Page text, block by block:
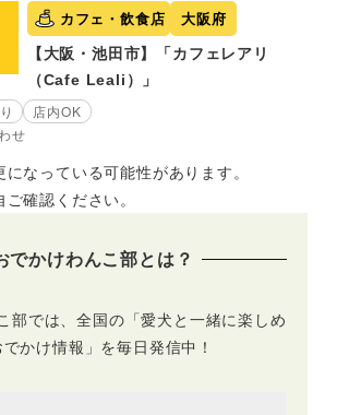
カフェ・飲食店 大阪府
【大阪・池田市】「カフェレアリ
（Cafe Leali）」
店内OK
せ
なっている可能性があります。
確認ください。
でかけわんこ部とは？
部では、全国の「愛犬と一緒に楽しめ
かけ情報」を毎日発信中！